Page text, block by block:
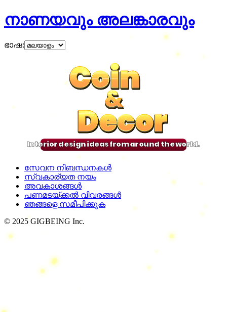
നാണയവും അലങ്കാരവും
ഭാഷ:
Coin
&
Decor
Coin
&
Decor
Coin
&
Decor
Coin
&
Decor
Interior design ideas from around the world.
സേവന നിബന്ധനകൾ
സ്വകാര്യത നയം
അവകാശങ്ങൾ
പണമടയ്ക്കൽ വിവരങ്ങൾ
ഞങ്ങളെ സമീപിക്കുക
© 2025 GIGBEING Inc.